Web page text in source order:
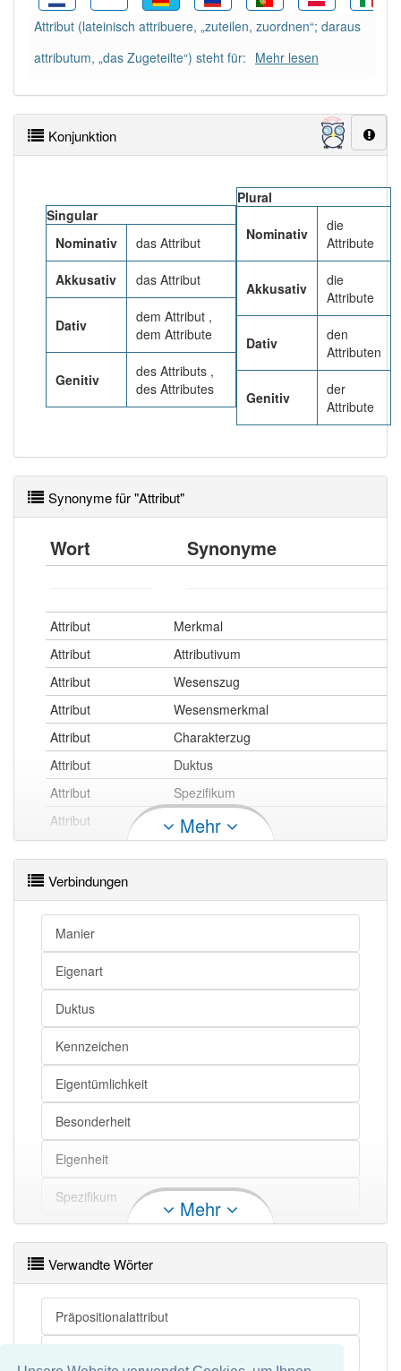
Häufigkeit: 6 von 10
Wörter mit Endung-attribut: 3
Attribut (lateinisch attribuere, „zuteilen, zuordnen“; daraus
attributum, „das Zugeteilte“) steht für: Mehr lesen
Konjunktion
Singular
Nominativ
das Attribut
Akkusativ das Attribut
Dativ
dem Attribut ,
dem Attribute
Genitiv
des Attributs ,
des Attributes
Plural
Nominativ
die
Attribute
Akkusativ
die
Attribute
Dativ
den
Attributen
Genitiv
der
Attribute
Synonyme für "Attribut"
Wort Synonyme
Attribut
Merkmal
Attribut
Attributivum
Attribut
Wesenszug
Attribut
Wesensmerkmal
Attribut
Charakterzug
Attribut
Duktus
Attribut
Spezifikum
Attribut
Manier
Attribut
Attribut
Eigenart
Attribut
Attribut
Charakteristikum
Attribut
Attribut openthesaurus
Mehr
Verbindungen
Manier
Eigenart
Duktus
Kennzeichen
Eigentümlichkeit
Besonderheit
Eigenheit
Spezifikum
Charakterzug
Wesenszug
Mehr
Verwandte Wörter
Präpositionalattribut